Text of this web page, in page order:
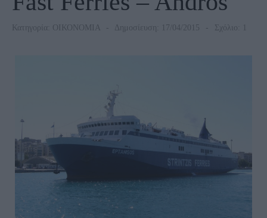
Κατηγορία: ΟΙΚΟΝΟΜΙΑ Δημοσίευση: 17/04/2015 Σχόλιο: 1